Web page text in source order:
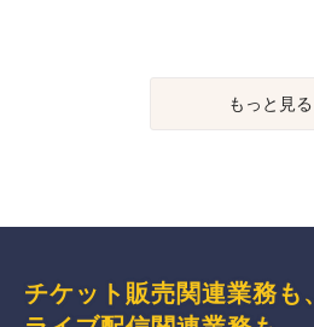
もっと見る
チケット販売関連業務も、